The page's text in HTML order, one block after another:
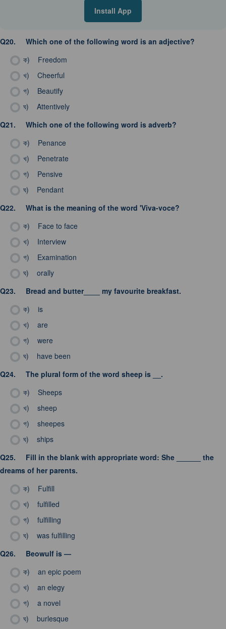
Install App
Q20.
Which one of the following word is an adjective?
ক)
Freedom
খ)
Cheerful
গ)
Beautify
ঘ)
Attentively
Q21.
Which one of the following word is adverb?
ক)
Penance
খ)
Penetrate
গ)
Pensive
ঘ)
Pendant
Q22.
What is the meaning of the word 'Viva-voce?
ক)
Face to face
খ)
Interview
গ)
Examination
ঘ)
orally
Q23.
Bread and butter____ my favourite breakfast.
ক)
is
খ)
are
গ)
were
ঘ)
have been
Q24.
The plural form of the word sheep is __.
ক)
Sheeps
খ)
sheep
গ)
sheepes
ঘ)
ships
Q25.
Fill in the blank with appropriate word: She ______ the
dreams of her parents.
ক)
Fulfill
খ)
fulfilled
গ)
fulfilling
ঘ)
was fulfilling
Q26.
Beowulf is —
ক)
an epic poem
খ)
an elegy
গ)
a novel
ঘ)
burlesque